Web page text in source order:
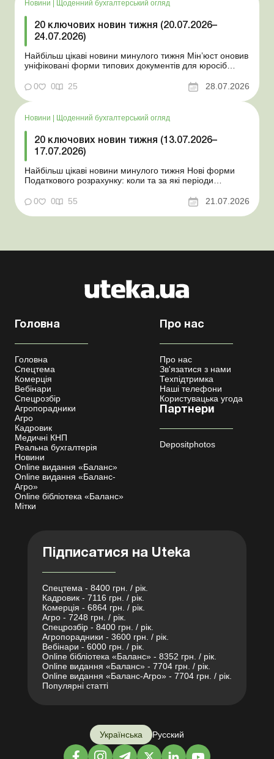
Новини | Щоденний бухгалтерський огляд
20 ключових новин тижня (20.07.2026–
24.07.2026)
Найбільш цікаві новини минулого тижня Мін’юст оновив
уніфіковані форми типових документів для юросіб
координаційного центру з організації бронювання У
працівника виявлено статус «у розшуку»: що потрібно
0 0 25 28.07.2026
Новини | Щоденний бухгалтерський огляд
20 ключових новин тижня (13.07.2026–
17.07.2026)
Найбільш цікаві новини минулого тижня Нові форми
Податкового розрахунку: коли та за які періоди
відстрочки від призову під час мобілізації удосконалено
Кабмін утворив Координаційний центр з організації
бронювання військовозобов’язаних Верховна ...
0 0 55 21.07.2026
Головна
Головна
Спецтема
Комерція
Вебінари
Спецрозбір
Агропорадники
Агро
Кадровик
Медичні КНП
Реальна бухгалтерія
Новини
Online видання «Баланс»
Online видання «Баланс-
Агро»
Online бібліотека «Баланс»
Мітки
Про нас
Про нас
Зв'язатися з нами
Техпідтримка
Наші телефони
Користувацька угода
Партнери
Depositphotos
Підписатися на Uteka
Спецтема - 8400 грн. / рік.
Кадровик - 7116 грн. / рік.
Комерція - 6864 грн. / рік.
Агро - 7248 грн. / рік.
Спецрозбір - 8400 грн. / рік.
Агропорадники - 3600 грн. / рік.
Вебінари - 6000 грн. / рік.
Online бібліотека «Баланс» - 8352 грн. / рік.
Online видання «Баланс» - 7704 грн. / рік.
Online видання «Баланс-Агро» - 7704 грн. / рік.
Популярні статті
Українська Русский